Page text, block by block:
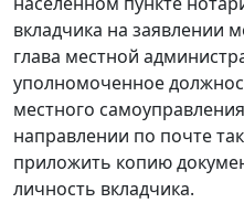
вкладчика на заявлении
глава местной
уполномоченное
местного
направлении по почте
приложить копию
личность вкладчика.